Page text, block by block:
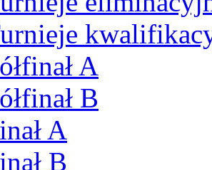
A
B
A
B